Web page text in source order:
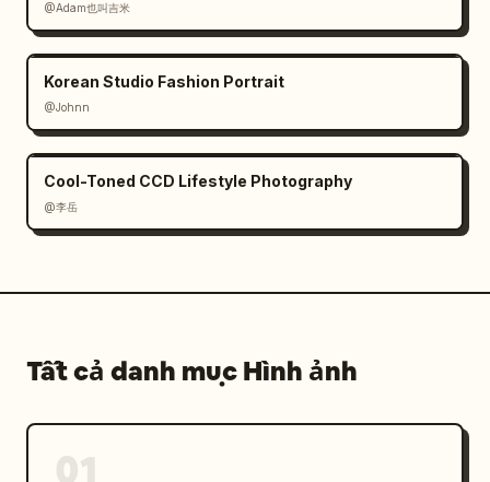
@Adam也叫吉米
Korean Studio Fashion Portrait
@Johnn
Cool-Toned CCD Lifestyle Photography
@李岳
Tất cả danh mục Hình ảnh